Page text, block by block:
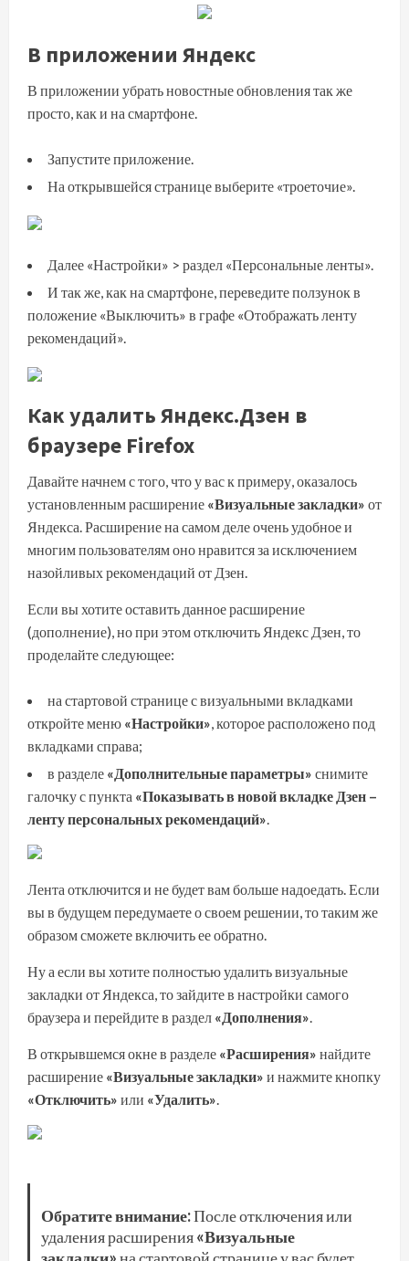
В приложении Яндекс
В приложении убрать новостные обновления так же
просто, как и на смартфоне.
Запустите приложение.
На открывшейся странице выберите «троеточие».
Далее «Настройки» > раздел «Персональные ленты».
И так же, как на смартфоне, переведите ползунок в
положение «Выключить» в графе «Отображать ленту
рекомендаций».
Как удалить Яндекс.Дзен в
браузере Firefox
Давайте начнем с того, что у вас к примеру, оказалось
установленным расширение «Визуальные закладки» от
Яндекса. Расширение на самом деле очень удобное и
многим пользователям оно нравится за исключением
назойливых рекомендаций от Дзен.
Если вы хотите оставить данное расширение
(дополнение), но при этом отключить Яндекс Дзен, то
проделайте следующее:
на стартовой странице с визуальными вкладками
откройте меню «Настройки», которое расположено под
вкладками справа;
в разделе «Дополнительные параметры» снимите
галочку с пункта «Показывать в новой вкладке Дзен –
ленту персональных рекомендаций».
Лента отключится и не будет вам больше надоедать. Если
вы в будущем передумаете о своем решении, то таким же
образом сможете включить ее обратно.
Ну а если вы хотите полностью удалить визуальные
закладки от Яндекса, то зайдите в настройки самого
браузера и перейдите в раздел «Дополнения».
В открывшемся окне в разделе «Расширения» найдите
расширение «Визуальные закладки» и нажмите кнопку
«Отключить» или «Удалить».
Обратите внимание:После отключения или
удаления расширения«Визуальные